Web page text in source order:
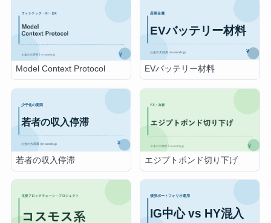
Model Context Protocol EVバッテリー材料
若者の収入停滞 エジプトポンド切り下げ